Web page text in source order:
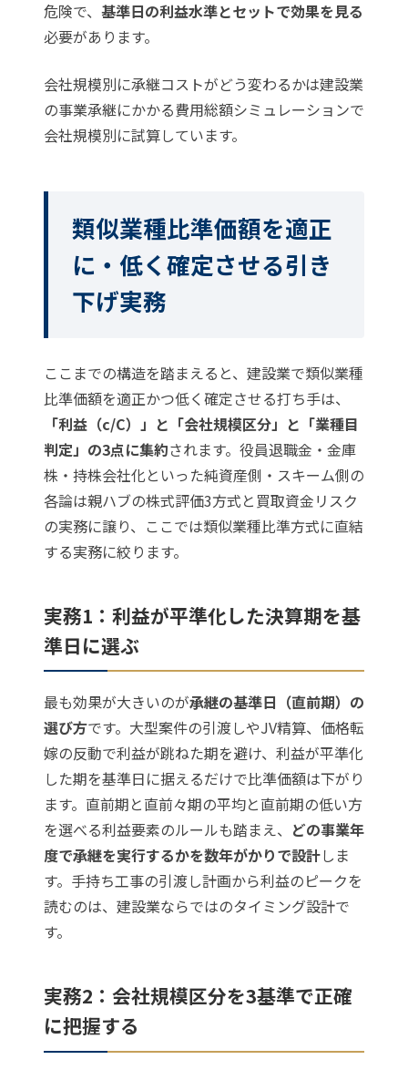
危険で、 基準日の利益水準とセットで効果を見る
必要があります。
会社規模別に承継コストがどう変わるかは建設業
の事業承継にかかる費用総額シミュレーションで
会社規模別に試算しています。
類似業種比準価額を適正
に・低く確定させる引き
下げ実務
ここまでの構造を踏まえると、建設業で類似業種
比準価額を適正かつ低く確定させる打ち手は、
「利益（c/C）」と「会社規模区分」と「業種目
判定」の3点に集約されます。役員退職金・金庫
株・持株会社化といった純資産側・スキーム側の
各論は親ハブの株式評価3方式と買取資金リスク
の実務に譲り、ここでは類似業種比準方式に直結
する実務に絞ります。
実務1：利益が平準化した決算期を基
準日に選ぶ
最も効果が大きいのが承継の基準日（直前期）の
選び方です。大型案件の引渡しやJV精算、価格転
嫁の反動で利益が跳ねた期を避け、利益が平準化
した期を基準日に据えるだけで比準価額は下がり
ます。直前期と直前々期の平均と直前期の低い方
を選べる利益要素のルールも踏まえ、 どの事業年
度で承継を実行するかを数年がかりで設計しま
す。手持ち工事の引渡し計画から利益のピークを
読むのは、建設業ならではのタイミング設計で
す。
実務2：会社規模区分を3基準で正確
に把握する